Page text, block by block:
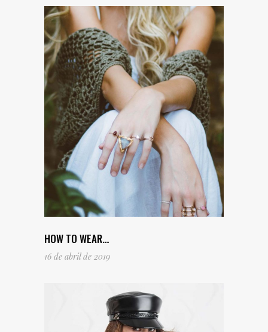
HOW TO WEAR…
16 de abril de 2019